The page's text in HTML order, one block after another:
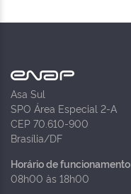
Asa Sul
SPO Área Especial 2-A
CEP 70.610-900
Brasília/DF
Horário de funcionamento
08h00 às 18h00